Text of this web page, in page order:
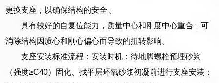
更换支座，以确保结构的安全 。
具有较好的自复位能力，质量中心和刚度中心重合，可
消除结构因质心和刚心偏心而导致的扭转影响。
支座安装标准流程：安装时机：待地脚螺栓预埋砂浆
（强度≥C40）固化、找平层环氧砂浆初凝前进行支座安装；